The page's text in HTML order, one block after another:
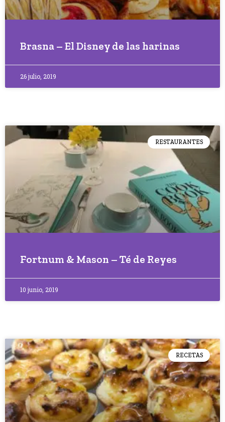
Brasna – El Disney de las harinas
26 julio, 2019
RESTAURANTES
Fortnum & Mason – Té de Reyes
10 junio, 2019
RECETAS